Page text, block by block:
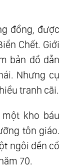
đồng, được
Chết. Giới
bản đồ dẫn
Nhưng cụ
tranh cãi.
kho báu
tôn giáo.
ngôi đền cổ
70.